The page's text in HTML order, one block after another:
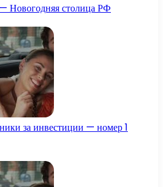
столица РФ
за инвестиции — номер 1